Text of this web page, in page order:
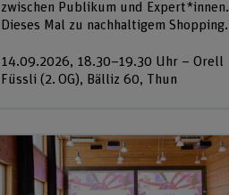
zwischen Publikum und Expert*innen.
Dieses Mal zu nachhaltigem Shopping.
14.09.2026, 18.30–19.30 Uhr – Orell
Füssli (2. OG), Bälliz 60, Thun